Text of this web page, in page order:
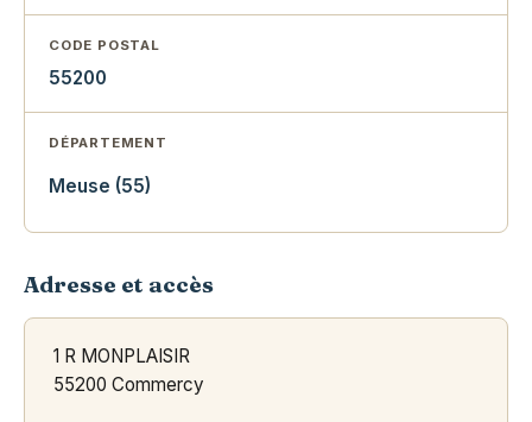
CODE POSTAL
55200
DÉPARTEMENT
Meuse (55)
Adresse et accès
1 R MONPLAISIR
55200 Commercy